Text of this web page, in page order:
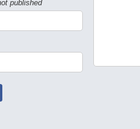
published